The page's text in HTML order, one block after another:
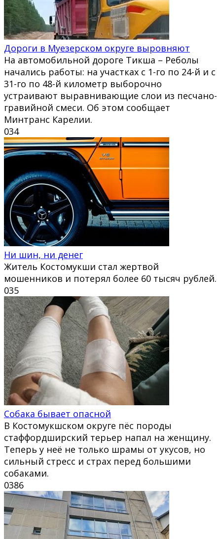
Дороги в Муезерском округе выровняют
На автомобильной дороге Тикша – Реболы
начались работы: на участках с 1-го по 24-й и с
31-го по 48-й километр выборочно
устраивают выравнивающие слои из песчано-
гравийной смеси. Об этом сообщает
Минтранс Карелии.
034
Ни шин, ни денег
Житель Костомукши стал жертвой
мошенников и потерял более 60 тысяч рублей.
035
Собака бывает опасной
В Костомукшском округе пёс породы
стаффордширский терьер напал на женщину.
Теперь у неё не только шрамы от укусов, но
сильный стресс и страх перед большими
собаками.
0386